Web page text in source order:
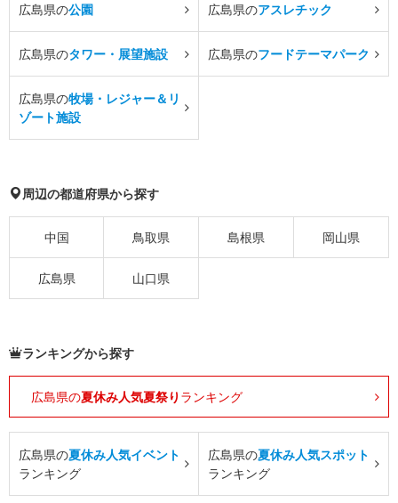
広島県の公園 広島県のアスレチック
広島県のタワー・展望施設 広島県のフードテーマパーク
広島県の牧場・レジャー＆リ
ゾート施設
周辺の都道府県から探す
中国 鳥取県 島根県 岡山県
広島県 山口県
ランキングから探す
広島県の夏休み人気夏祭り ランキング
広島県の夏休み人気イベント
ランキング
広島県の夏休み人気スポット
ランキング